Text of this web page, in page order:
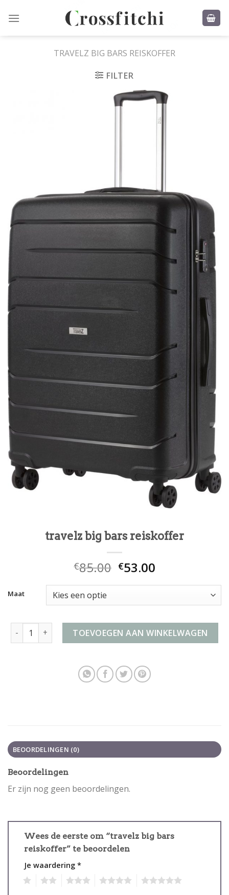
TRAVELZ BIG BARS REISKOFFER
FILTER
travelz big bars reiskoffer
€85.00 €53.00
Maat
travelz big bars reiskoffer aantalTOEVOEGEN AAN WINKELWAGEN
BEOORDELINGEN (0)
Beoordelingen
Er zijn nog geen beoordelingen.
Wees de eerste om “travelz big bars
reiskoffer” te beoordelen
Je waardering *